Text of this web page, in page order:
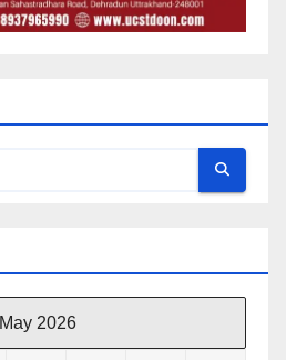
May 2026